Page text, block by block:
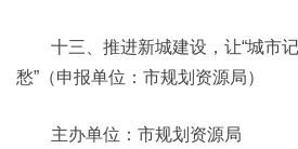
十三、推进新城建设，让“城市记
愁”（申报单位：市规划资源局）
主办单位：市规划资源局